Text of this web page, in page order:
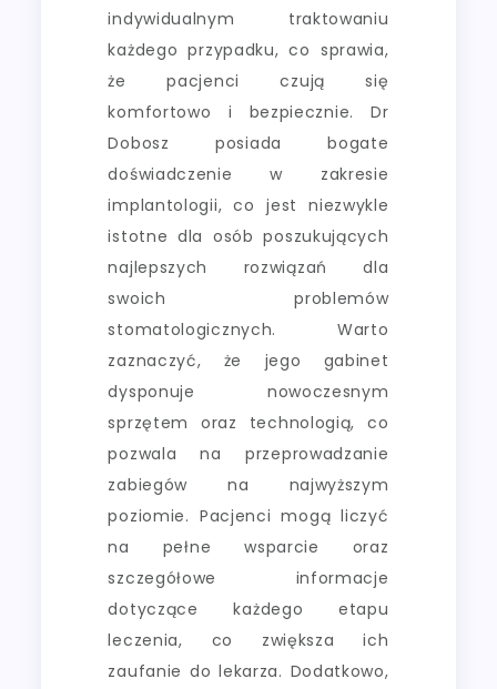
indywidualnym traktowaniu
każdego przypadku, co sprawia,
że pacjenci czują się
komfortowo i bezpiecznie. Dr
Dobosz posiada bogate
doświadczenie w zakresie
implantologii, co jest niezwykle
istotne dla osób poszukujących
najlepszych rozwiązań dla
swoich problemów
stomatologicznych. Warto
zaznaczyć, że jego gabinet
dysponuje nowoczesnym
sprzętem oraz technologią, co
pozwala na przeprowadzanie
zabiegów na najwyższym
poziomie. Pacjenci mogą liczyć
na pełne wsparcie oraz
szczegółowe informacje
dotyczące każdego etapu
leczenia, co zwiększa ich
zaufanie do lekarza. Dodatkowo,